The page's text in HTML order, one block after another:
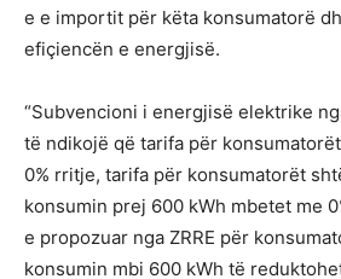
e e importit për këta konsumatorë
efiçiencën e energjisë.
“Subvencioni i energjisë elektrike
të ndikojë që tarifa për
0% rritje, tarifa për konsumatorët
konsumin prej 600 kWh mbetet me
e propozuar nga ZRRE për
konsumin mbi 600 kWh të